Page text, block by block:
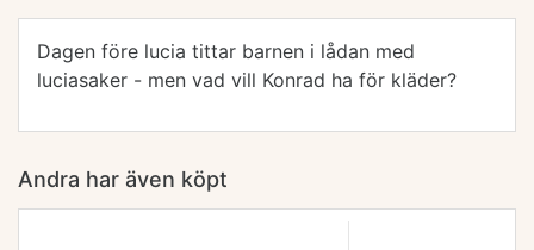
Dagen före lucia tittar barnen i lådan med
luciasaker - men vad vill Konrad ha för kläder?
Andra har även köpt